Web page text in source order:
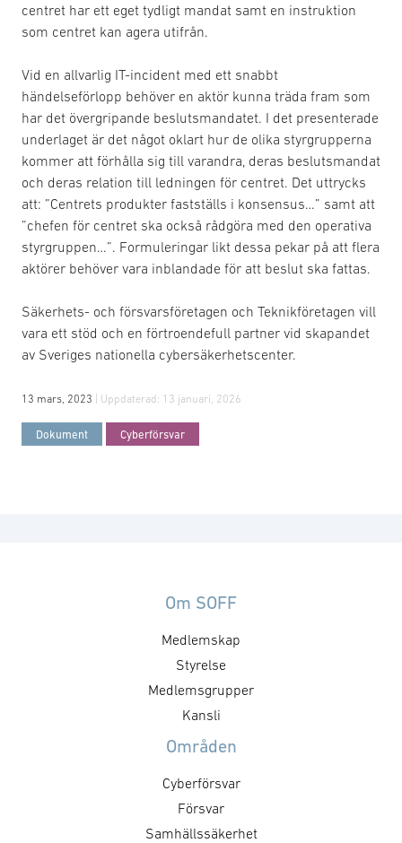
centret har ett eget tydligt mandat samt en instruktion
som centret kan agera utifrån.
Vid en allvarlig IT-incident med ett snabbt
händelseförlopp behöver en aktör kunna träda fram som
har det övergripande beslutsmandatet. I det presenterade
underlaget är det något oklart hur de olika styrgrupperna
kommer att förhålla sig till varandra, deras beslutsmandat
och deras relation till ledningen för centret. Det uttrycks
att: ”Centrets produkter fastställs i konsensus…” samt att
”chefen för centret ska också rådgöra med den operativa
styrgruppen…”. Formuleringar likt dessa pekar på att flera
aktörer behöver vara inblandade för att beslut ska fattas.
Säkerhets- och försvarsföretagen och Teknikföretagen vill
vara ett stöd och en förtroendefull partner vid skapandet
av Sveriges nationella cybersäkerhetscenter.
13 mars, 2023 | Uppdaterad: 13 januari, 2026
Dokument Cyberförsvar
Om SOFF
Medlemskap
Styrelse
Medlemsgrupper
Kansli
Områden
Cyberförsvar
Försvar
Samhällssäkerhet